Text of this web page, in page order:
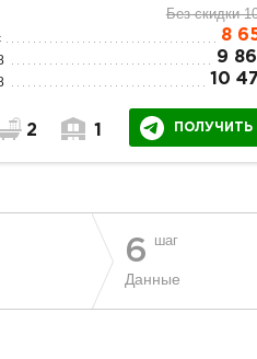
Без скидки
8
9
10
2 1 ПОЛУЧИТЬ
6 шаг
Данные